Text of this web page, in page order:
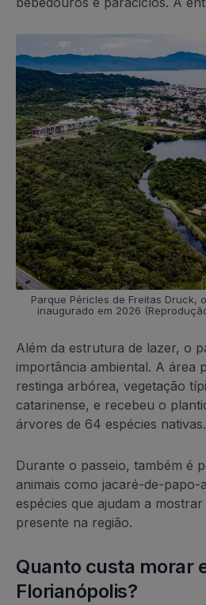
Parque Péricles de Freitas Druck,
inaugurado em 2026
Além da estrutura de lazer, o
importância ambiental. A área
restinga arbórea, vegetação
catarinense, e recebeu o
árvores de 64 espécies nativas.
Durante o passeio, também é
animais como jacaré-de-papo-
espécies que ajudam a
presente na região.
Quanto custa morar
Florianópolis?